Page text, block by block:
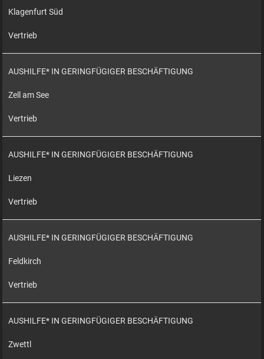
Klagenfurt Süd
Vertrieb
AUSHILFE* IN GERINGFÜGIGER BESCHÄFTIGUNG
Zell am See
Vertrieb
AUSHILFE* IN GERINGFÜGIGER BESCHÄFTIGUNG
Liezen
Vertrieb
AUSHILFE* IN GERINGFÜGIGER BESCHÄFTIGUNG
Feldkirch
Vertrieb
AUSHILFE* IN GERINGFÜGIGER BESCHÄFTIGUNG
Zwettl